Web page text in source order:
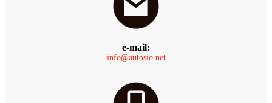
e-mail:
info@autosio.net